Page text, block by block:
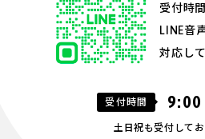
受付時
LINE音
対応し
受付時間
土日祝も受付してお